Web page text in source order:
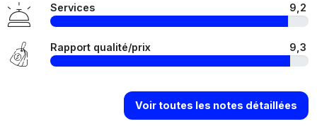
Services 9,2
Rapport qualité/prix 9,3
Voir toutes les notes détaillées